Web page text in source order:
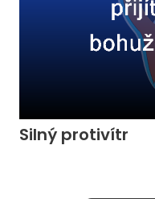
Silný protivítr